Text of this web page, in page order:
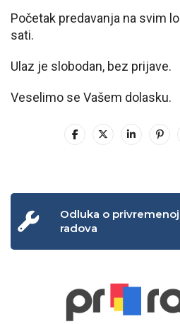
Početak predavanja na svim
sati.
Ulaz je slobodan, bez prijave.
Veselimo se Vašem dolasku.
Odluka o
radova